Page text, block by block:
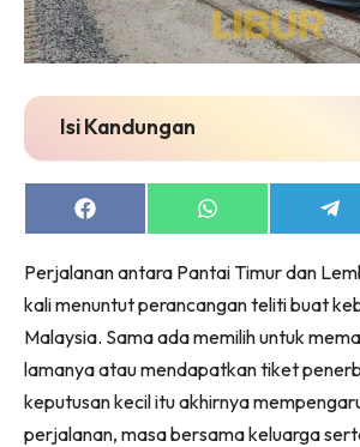
Isi Kandungan
Share
on
Share
on
on
Perjalanan antara Pantai Timur dan
kali menuntut perancangan teliti buat
Malaysia. Sama ada memilih untuk
lamanya atau mendapatkan tiket
keputusan kecil itu akhirnya
perjalanan, masa bersama keluarga